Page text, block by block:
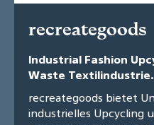
recreategoods
Industrial Fashion
Waste Textilindustrie.
recreategoods bietet
industrielles Upcycling